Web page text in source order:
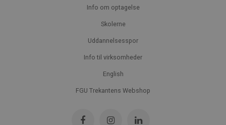
Info om optagelse
Skolerne
Uddannelsesspor
Info til virksomheder
English
FGU Trekantens Webshop